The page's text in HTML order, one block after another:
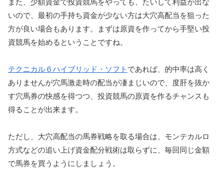
いので、最初の手持ち資金が少ない方は大穴高配当を狙った
方が良い場合もあります。まずは原資を作ってから手堅い投
資競馬を始めるということですね。
テクニカル６ハイブリッド・ソフト であれば、的中率は高く
ありませんが穴馬激走時の配当が凄まじいので、度肝を抜か
す穴馬券の快感を得つつ、投資競馬の原資を作るチャンスも
得ることが出来ます。
ただし、大穴高配当の馬券戦略を取る場合は、モンテカルロ
方式などの追い上げ資金配分戦術は取らずに、毎回同じ金額
で馬券を買うようにしましょう。